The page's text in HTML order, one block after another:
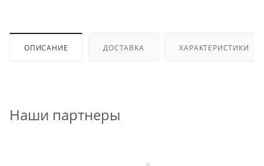
ОПИСАНИЕ ДОСТАВКА ХАРАКТЕРИСТИКИ
Наши партнеры